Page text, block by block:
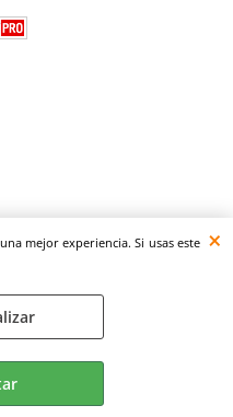
mejor experiencia. Si usas este